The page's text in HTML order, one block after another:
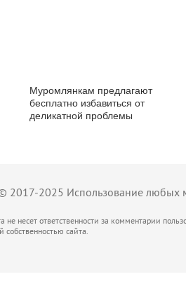
Муромлянкам предлагают
бесплатно избавиться от
деликатной проблемы
2017-2025 Использование любых
не несет ответственности за комментарии
собственностью сайта.